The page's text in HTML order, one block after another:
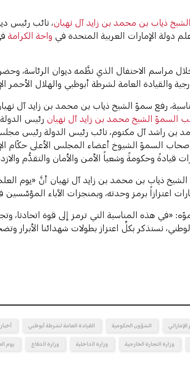
ذياب بن محمد بن زايد آل نهيان، نائب رئيس
دولة الإمارات العربية المتحدة في واحة الكرامة
مراسم الاحتفال الذي نظَّمه ديوان الرئاسة، وحضره
والقيادة العامة لشرطة أبوظبي والهلال الأحمر
رفع سموّ الشيخ ذياب بن محمد بن زايد آل
السموّ الشيخ محمد بن زايد آل نهيان رئيس
بن راشد آل مكتوم، نائب رئيس الدولة رئيس مجلس
السموّ الشيوخ أعضاء المجلس الأعلى حكّام
قيادةً وحكومةً وشعباً الأمن والأمان والتقدُّم
ذياب بن محمد بن زايد آل نهيان أنَّ «يوم
اعتزازاً برمز وحدته، وبمنجزات الآباء
«في هذه المناسبة التي ترمز إلى قوة اتحادنا،
نستذكر بكلِّ اعتزاز بطولات شهدائنا الأبرار
الشؤون الحكومية القيادة العامة لشرطة أبوظبي
وزارة التجارة الخارجية وزارة الداخلية وزارة الدفاع يوم